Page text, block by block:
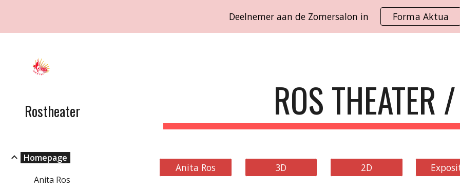
Skip to main content Skip to
Deelnemer aan de Zomersalon in Forma Aktua
Rostheater
Homepage
Anita Ros
ROS THEATER
Anita Ros 3D 2D